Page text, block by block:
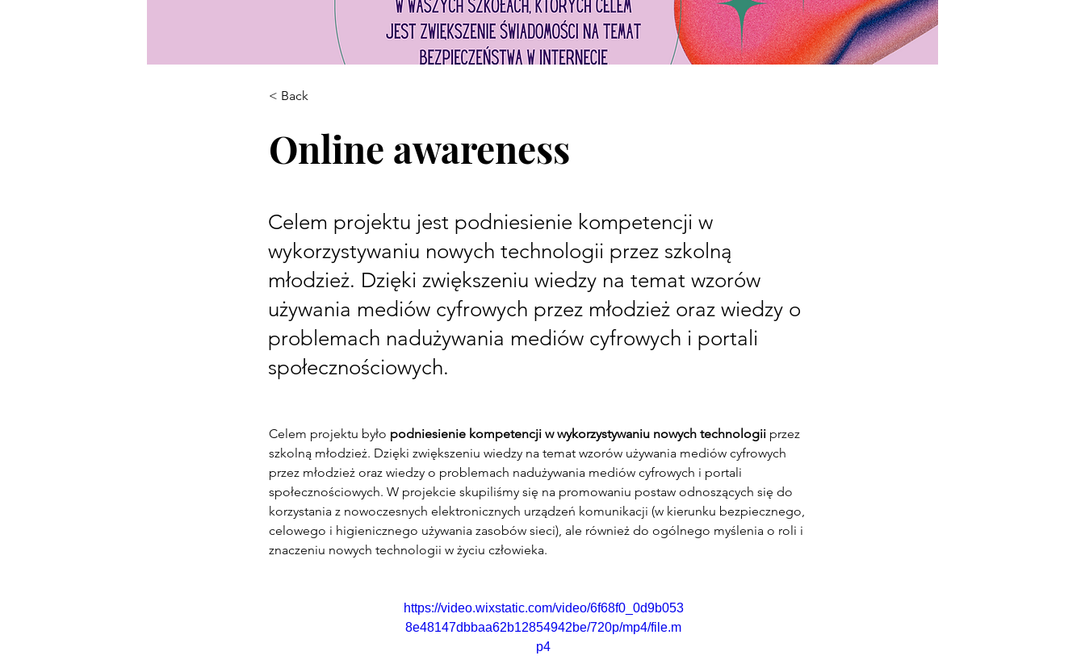
< Back
Online awareness
Celem projektu jest podniesienie kompetencji w
wykorzystywaniu nowych technologii przez szkolną
młodzież. Dzięki zwiększeniu wiedzy na temat wzorów
używania mediów cyfrowych przez młodzież oraz wiedzy o
problemach nadużywania mediów cyfrowych i portali
społecznościowych.
Celem projektu było podniesienie kompetencji w wykorzystywaniu nowych technologii przez
szkolną młodzież. Dzięki zwiększeniu wiedzy na temat wzorów używania mediów cyfrowych
przez młodzież oraz wiedzy o problemach nadużywania mediów cyfrowych i portali
społecznościowych. W projekcie skupiliśmy się na promowaniu postaw odnoszących się do
korzystania z nowoczesnych elektronicznych urządzeń komunikacji (w kierunku bezpiecznego,
celowego i higienicznego używania zasobów sieci), ale również do ogólnego myślenia o roli i
znaczeniu nowych technologii w życiu człowieka.
https://video.wixstatic.com/video/6f68f0_0d9b053
8e48147dbbaa62b12854942be/720p/mp4/file.m
p4